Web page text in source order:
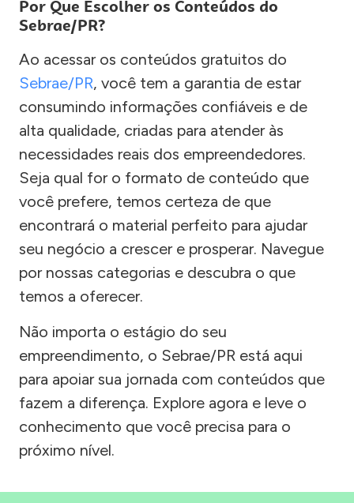
Por Que Escolher os Conteúdos do
Sebrae/PR?
Ao acessar os conteúdos gratuitos do
Sebrae/PR, você tem a garantia de estar
consumindo informações confiáveis e de
alta qualidade, criadas para atender às
necessidades reais dos empreendedores.
Seja qual for o formato de conteúdo que
você prefere, temos certeza de que
encontrará o material perfeito para ajudar
seu negócio a crescer e prosperar. Navegue
por nossas categorias e descubra o que
temos a oferecer.
Não importa o estágio do seu
empreendimento, o Sebrae/PR está aqui
para apoiar sua jornada com conteúdos que
fazem a diferença. Explore agora e leve o
conhecimento que você precisa para o
próximo nível.